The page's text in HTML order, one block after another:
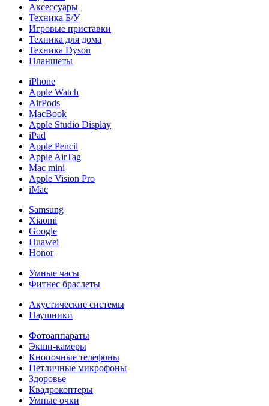
Аксессуары
Техника Б/У
Игровые приставки
Техника для дома
Техника Dyson
Планшеты
iPhone
Apple Watch
AirPods
MacBook
Apple Studio Display
iPad
Apple Pencil
Apple AirTag
Mac mini
Apple Vision Pro
iMac
Samsung
Xiaomi
Google
Huawei
Honor
Умные часы
Фитнес браслеты
Акустические системы
Наушники
Фотоаппараты
Экшн-камеры
Кнопочные телефоны
Петличные микрофоны
Здоровье
Квадрокоптеры
Умные очки